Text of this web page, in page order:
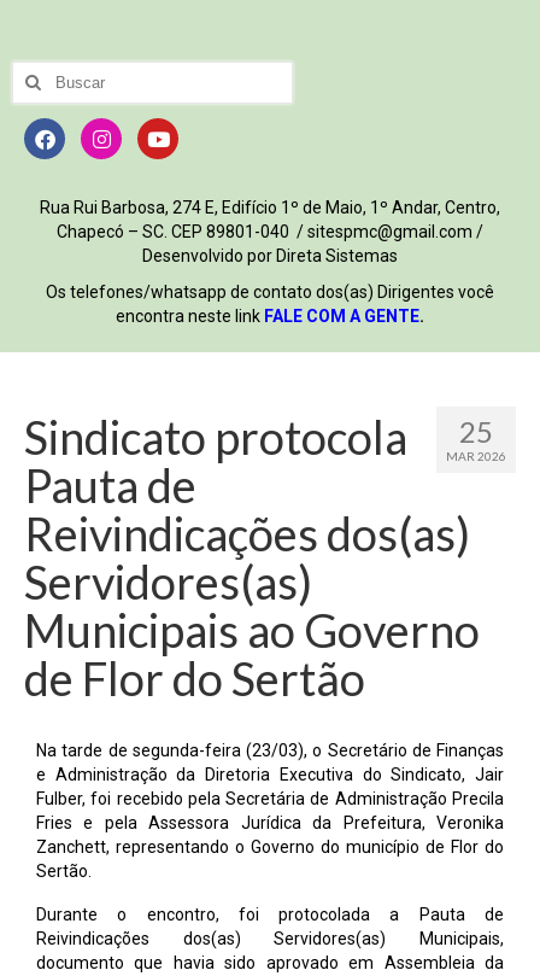
Rua Rui Barbosa, 274 E, Edifício 1º de Maio, 1º Andar, Centro,
Chapecó – SC. CEP 89801-040 / sitespmc@gmail.com /
Desenvolvido por Direta Sistemas
Os telefones/whatsapp de contato dos(as) Dirigentes você
encontra neste link FALE COM A GENTE.
25
MAR 2026
Sindicato protocola
Pauta de
Reivindicações dos(as)
Servidores(as)
Municipais ao Governo
de Flor do Sertão
Na tarde de segunda-feira (23/03), o Secretário de Finanças
e Administração da Diretoria Executiva do Sindicato, Jair
Fulber, foi recebido pela Secretária de Administração Precila
Fries e pela Assessora Jurídica da Prefeitura, Veronika
Zanchett, representando o Governo do município de Flor do
Sertão.
Durante o encontro, foi protocolada a Pauta de
Reivindicações dos(as) Servidores(as) Municipais,
documento que havia sido aprovado em Assembleia da